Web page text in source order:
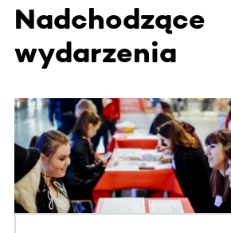
Nadchodzące
wydarzenia
Ta sekcja zawiera treści